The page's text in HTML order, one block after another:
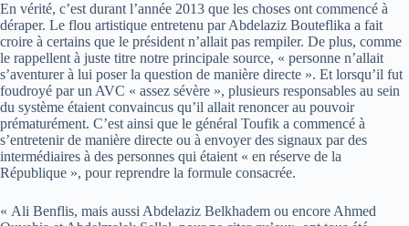
En vérité, c’est durant l’année 2013 que les choses ont commencé à
déraper. Le flou artistique entretenu par Abdelaziz Bouteflika a fait
croire à certains que le président n’allait pas rempiler. De plus, comme
le rappellent à juste titre notre principale source, « personne n’allait
s’aventurer à lui poser la question de manière directe ». Et lorsqu’il fut
foudroyé par un AVC « assez sévère », plusieurs responsables au sein
du système étaient convaincus qu’il allait renoncer au pouvoir
prématurément. C’est ainsi que le général Toufik a commencé à
s’entretenir de manière directe ou à envoyer des signaux par des
intermédiaires à des personnes qui étaient « en réserve de la
République », pour reprendre la formule consacrée.
« Ali Benflis, mais aussi Abdelaziz Belkhadem ou encore Ahmed